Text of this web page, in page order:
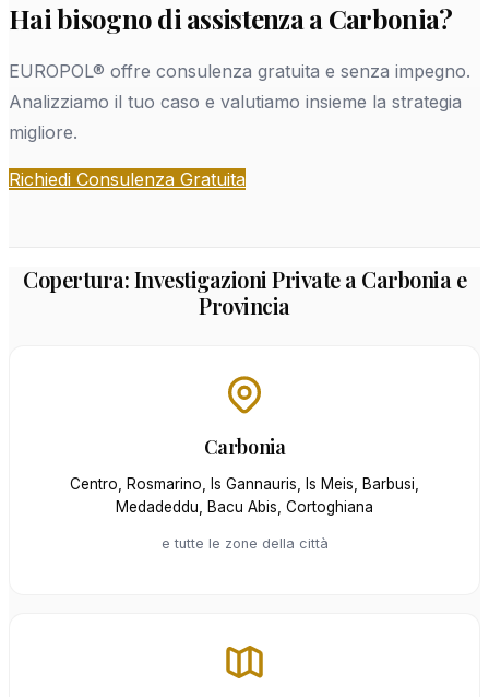
Hai bisogno di assistenza a Carbonia?
EUROPOL® offre consulenza gratuita e senza impegno.
Analizziamo il tuo caso e valutiamo insieme la strategia
migliore.
Richiedi Consulenza Gratuita
Copertura: Investigazioni Private a Carbonia e
Provincia
Carbonia
Centro, Rosmarino, Is Gannauris, Is Meis, Barbusi,
Medadeddu, Bacu Abis, Cortoghiana
e tutte le zone della città